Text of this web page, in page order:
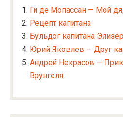
Ги де Мопассан — Мой
Рецепт капитана
Бульдог капитана
Юрий Яковлев — Друг
Андрей Некрасов —
Врунгеля